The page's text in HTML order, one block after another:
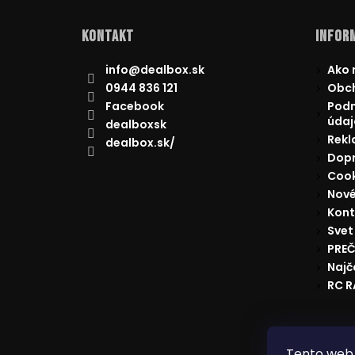
Kontakt
info@dealbox.sk
0944 836 121
Facebook
dealboxsk
dealbox.sk/
Ako
RC